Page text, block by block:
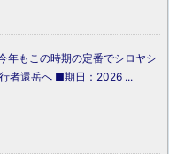
年もこの時期の定番でシロヤシ
者還岳へ ■期日：2026 ...